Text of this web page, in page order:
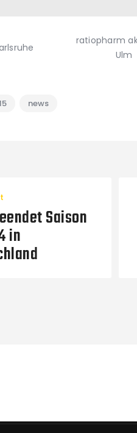
ratiopharm
Ulm
news
Saison
in